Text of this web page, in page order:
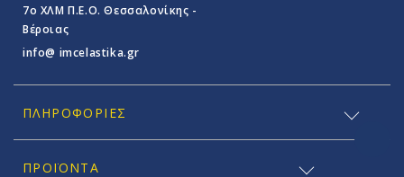
7o ΧΛΜ Π.E.O. Θεσσαλονίκης -
Βέροιας
info@ imcelastika.gr
ΠΛΗΡΟΦΟΡΊΕΣ
ΠΡΟΪΟΝΤΑ